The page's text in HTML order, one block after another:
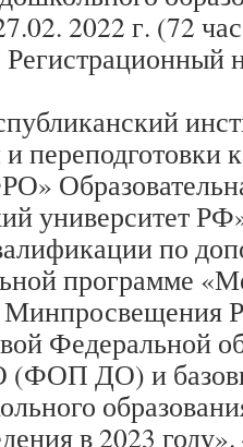
2022 г. (72
переподготовки
университет
по
программе
Федеральной
(ФОП ДО) и
в 2023